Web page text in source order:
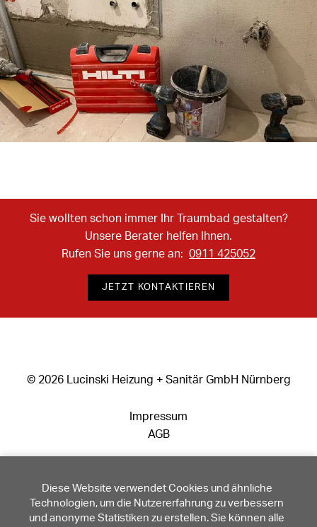
Sie wollten schon immer Ihr Traumbad gestalten?
Unsere Berater helfen Ihnen.
Rufen Sie uns gerne an: 0911 425052
JETZT KONTAKTIEREN
© 2026 Lucinski Heizung + Sanitär GmbH Nürnberg
Impressum
AGB
Instagram
Entwicklung: Alexander Hörl
Diese Website verwendet Cookies und ähnliche
Technologien, um die Nutzererfahrung zu verbessern
und anonyme Statistiken zu erstellen. Sie können alle